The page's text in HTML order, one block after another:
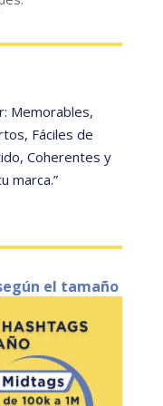
Memorables,
Fáciles de
Coherentes y
marca.”
el tamaño